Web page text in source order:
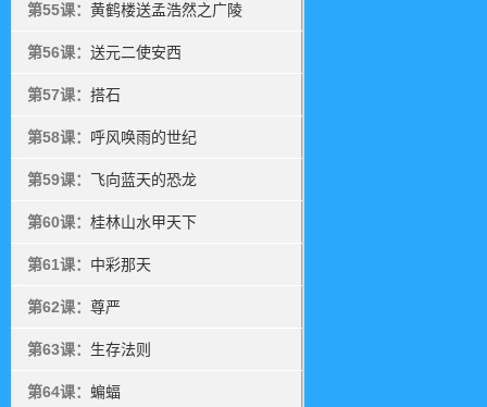
第55课： 黄鹤楼送孟浩然之广陵
第56课： 送元二使安西
第57课： 搭石
第58课： 呼风唤雨的世纪
第59课： 飞向蓝天的恐龙
第60课： 桂林山水甲天下
第61课： 中彩那天
第62课： 尊严
第63课： 生存法则
第64课： 蝙蝠